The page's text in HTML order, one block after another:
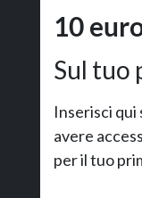
10
Sul tuo
Inserisci qui
avere
per il tuo